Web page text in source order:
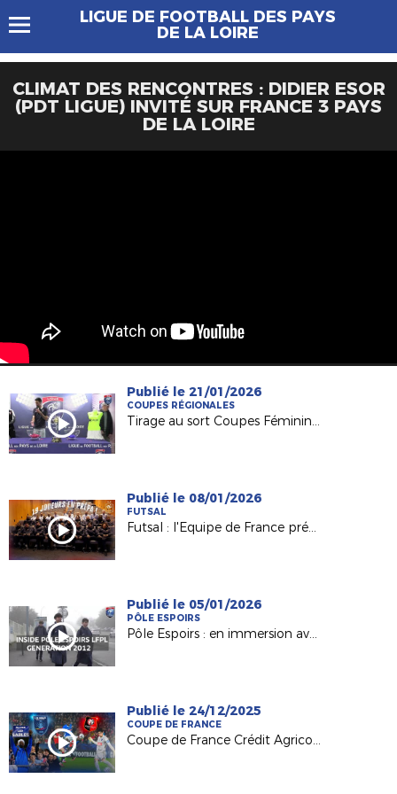
LIGUE DE FOOTBALL DES PAYS
DE LA LOIRE
CLIMAT DES RENCONTRES : DIDIER ESOR
(PDT LIGUE) INVITÉ SUR FRANCE 3 PAYS
DE LA LOIRE
Publié le 21/01/2026
COUPES RÉGIONALES
Tirage au sort Coupes Féminines Absolis
Publié le 08/01/2026
FUTSAL
Futsal : l'Equipe de France prépare l'Euro 2026 !
Publié le 05/01/2026
PÔLE ESPOIRS
Pôle Espoirs : en immersion avec la Promotion 2012
Publié le 24/12/2025
COUPE DE FRANCE
Coupe de France Crédit Agricole : dans les coulisses des Sables VF